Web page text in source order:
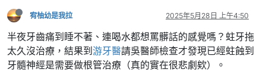
宥柚幼是我拉 2025年5月28日 上午4:50
半夜牙齒痛到睡不著、連喝水都想罵髒話的感覺嗎？蛀牙拖
太久沒治療，結果到游牙醫請吳醫師檢查才發現已經蛀蝕到
牙髓神經是需要做根管治療（真的實在很悲劇欸）。